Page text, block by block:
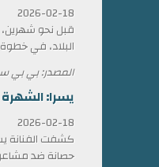
2026-02-18
قبل نحو
البلاد، في
المصدر: بي بي
يسرا:
2026-02-18
كشفت الفنانة
حصانة ضد